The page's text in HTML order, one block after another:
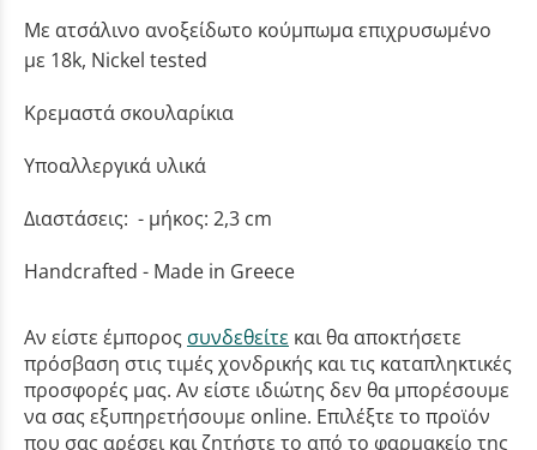
Με ατσάλινο ανοξείδωτο κούμπωμα επιχρυσωμένο
με 18k, Nickel tested
Κρεμαστά σκουλαρίκια
Υποαλλεργικά υλικά
Διαστάσεις: - μήκος: 2,3 cm
Handcrafted - Made in Greece
Αν είστε έμπορος συνδεθείτε και θα αποκτήσετε
πρόσβαση στις τιμές χονδρικής και τις καταπληκτικές
προσφορές μας. Αν είστε ιδιώτης δεν θα μπορέσουμε
να σας εξυπηρετήσουμε online. Επιλέξτε το προϊόν
που σας αρέσει και ζητήστε το από το φαρμακείο της